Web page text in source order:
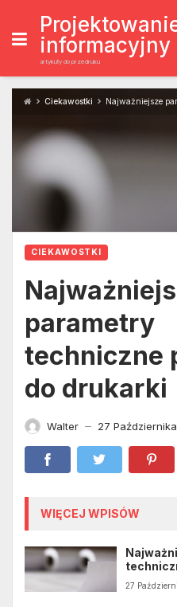
content
informacyjny
artykuły do przedruku
Ciekawostki Najważniejsze
CIEKAWOSTKI
parametry
techniczne
do drukarki
Walter — 27
WIĘCEJ WPISÓW
27